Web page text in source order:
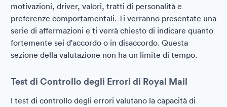
motivazioni, driver, valori, tratti di personalità e
preferenze comportamentali. Ti verranno presentate una
serie di affermazioni e ti verrà chiesto di indicare quanto
fortemente sei d'accordo o in disaccordo. Questa
sezione della valutazione non ha un limite di tempo.
Test di Controllo degli Errori di Royal Mail
I test di controllo degli errori valutano la capacità di